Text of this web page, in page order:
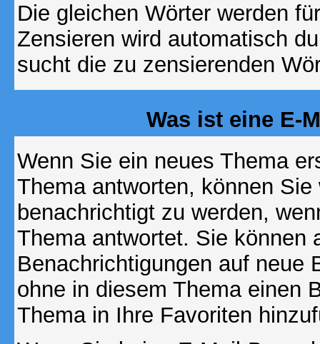
Die gleichen Wörter werden
Zensieren wird automatisch
sucht die zu zensierenden
Was ist eine E-
Wenn Sie ein neues Thema
Thema antworten, können
benachrichtigt zu werden,
Thema antwortet. Sie können
Benachrichtigungen auf neue
ohne in diesem Thema einen
Thema in Ihre Favoriten